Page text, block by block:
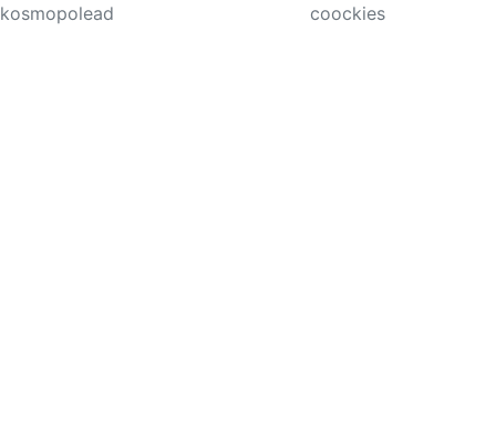
kosmopolead
coockies